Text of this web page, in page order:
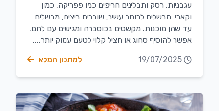
עגבניות, רסק ותבלינים חריפים כמו פפריקה, כמון
וקארי. מבשלים לרוטב עשיר, שוברים ביצים, מבשלים
עד שהן מוכנות. מקשטים בכוסברה ומגישים עם לחם.
אפשר להוסיף סחוג או חציל קלוי לטעם עמוק יותר....
19/07/2025 למתכון המלא